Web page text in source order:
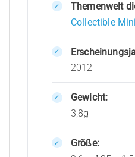
Themenwelt
Collectible
2012
Gewicht:
3,8g
Größe: